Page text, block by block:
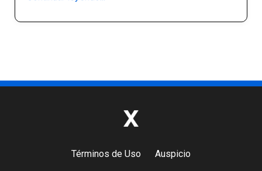
Términos de Uso Auspicio